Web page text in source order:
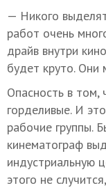
— Никого
работ очень
драйв внутри
будет круто.
Опасность в том,
горделивые. И
рабочие группы.
кинематограф
индустриальную
этого не